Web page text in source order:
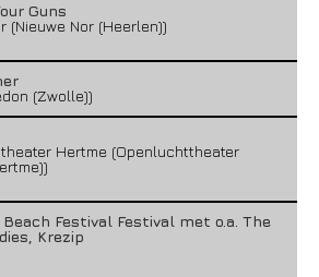
Guns
(Nieuwe Nor (Heerlen))
(Zwolle))
Hertme (Openluchttheater
Festival Festival met o.a. The
Krezip